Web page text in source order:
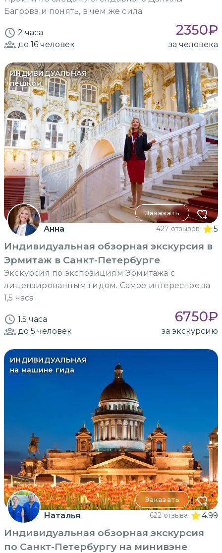
Багрова и понять, в чем же сила
2 часа 2350₽
до 16 человек за человека
ИНДИВИДУАЛЬНАЯ
пешком
Заказать
Анна 427 отзывов 5
Индивидуальная обзорная экскурсия в
Эрмитаж в Санкт-Петербурге
Экскурсия по экспозициям Эрмитажа с
лицензированным гидом. Самое интересное за
1,5 часа
1.5 часа 6750₽
до 5 человек за экскурсию
ИНДИВИДУАЛЬНАЯ
на машине гида
Заказать
Наталья 622 отзыва 4.99
Индивидуальная обзорная экскурсия
по Санкт-Петербургу на минивэне